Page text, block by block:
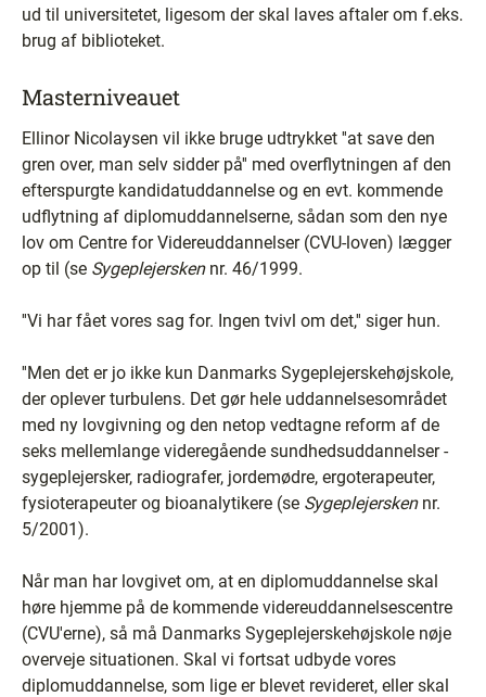
ud til universitetet, ligesom der skal laves aftaler om f.eks.
brug af biblioteket.
Masterniveauet
Ellinor Nicolaysen vil ikke bruge udtrykket ''at save den
gren over, man selv sidder på'' med overflytningen af den
efterspurgte kandidatuddannelse og en evt. kommende
udflytning af diplomuddannelserne, sådan som den nye
lov om Centre for Videreuddannelser (CVU-loven) lægger
op til (se Sygeplejersken nr. 46/1999.
''Vi har fået vores sag for. Ingen tvivl om det,'' siger hun.
''Men det er jo ikke kun Danmarks Sygeplejerskehøjskole,
der oplever turbulens. Det gør hele uddannelsesområdet
med ny lovgivning og den netop vedtagne reform af de
seks mellemlange videregående sundhedsuddannelser ­
sygeplejersker, radiografer, jordemødre, ergoterapeuter,
fysioterapeuter og bioanalytikere (se Sygeplejerskennr.
5/2001).
Når man har lovgivet om, at en diplomuddannelse skal
høre hjemme på de kommende videreuddannelsescentre
(CVU'erne), så må Danmarks Sygeplejerskehøjskole nøje
overveje situationen. Skal vi fortsat udbyde vores
diplomuddannelse, som lige er blevet revideret, eller skal